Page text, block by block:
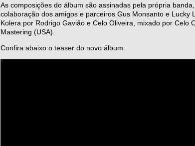
As composições do álbum são assinadas pela própria
colaboração dos amigos e parceiros Gus Monsanto e
Kolera por Rodrigo Gavião e Celo Oliveira, mixado por Celo
Mastering (USA).
Confira abaixo o teaser do novo álbum: